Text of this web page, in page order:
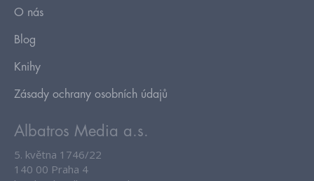
O nás
Blog
Knihy
Zásady ochrany osobních údajů
Albatros Media a.s.
5. května 1746/22
140 00 Praha 4